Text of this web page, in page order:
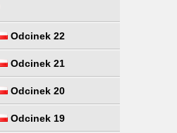
Odcinek 22
Odcinek 21
Odcinek 20
Odcinek 19